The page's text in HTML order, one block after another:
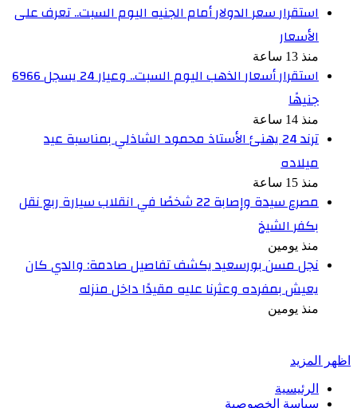
استقرار سعر الدولار أمام الجنيه اليوم السبت.. تعرف على
الأسعار
منذ 13 ساعة
استقرار أسعار الذهب اليوم السبت.. وعيار 24 يسجل 6966
جنيهًا
منذ 14 ساعة
ترند 24 يهنئ الأستاذ محمود الشاذلي بمناسبة عيد
ميلاده
منذ 15 ساعة
مصرع سيدة وإصابة 22 شخصًا في انقلاب سيارة ربع نقل
بكفر الشيخ
منذ يومين
نجل مسن بورسعيد يكشف تفاصيل صادمة: والدي كان
يعيش بمفرده وعثرنا عليه مقيدًا داخل منزله
منذ يومين
اظهر المزيد
الرئيسية
سياسة الخصوصية